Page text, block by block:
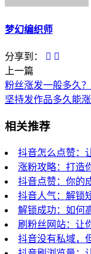
梦幻编织师
分享到：
上一篇
粉丝涨发一般多久
坚持发作品多久能
相关推荐
抖音怎么点赞：
涨粉攻略：打造
抖音点赞：你的
抖音人气：解锁
解锁成功：如何
刷粉丝网站：让
抖音没有私域，